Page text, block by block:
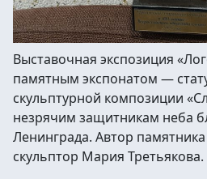
Выставочная экспозиция
памятным экспонатом —
скульптурной композиции
незрячим защитникам неба
Ленинграда. Автор
скульптор Мария Третьякова.